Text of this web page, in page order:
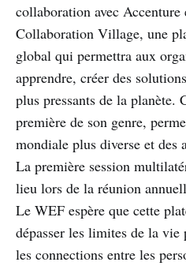
collaboration avec
Collaboration Village, une
global qui permettra aux
apprendre, créer des
plus pressants de la planète.
première de son genre,
mondiale plus diverse et des
La première session
lieu lors de la réunion
Le WEF espère que cette
dépasser les limites de la
les connections entre les